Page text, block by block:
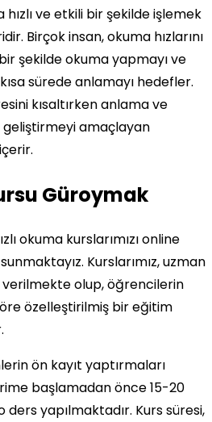
hızlı ve etkili bir şekilde işlemek
Birçok insan, okuma hızlarını
şekilde okuma yapmayı ve
sürede anlamayı hedefler.
kısaltırken anlama ve
amaçlayan
Güroymak
okuma kurslarımızı online
Kurslarımız, uzman
olup, öğrencilerin
özelleştirilmiş bir eğitim
ön kayıt yaptırmaları
başlamadan önce 15-20
yapılmaktadır. Kurs süresi,